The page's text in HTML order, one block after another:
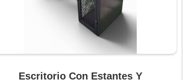
Escritorio Con Estantes Y